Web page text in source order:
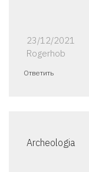
23/12/2021
Rogerhob
Ответить
Archeologia